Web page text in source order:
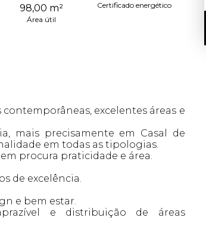
98,00 m²
Área útil
Certificado energético
excelentes áreas e
mais precisamente em Casal de
em todas as tipologias.
procura praticidade e área.
de excelência.
e bem estar.
e distribuição de áreas